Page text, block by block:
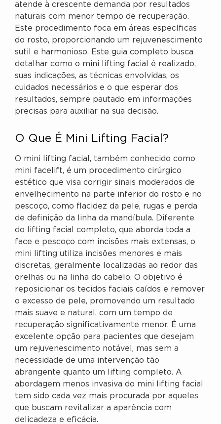
atende à crescente demanda por resultados
naturais com menor tempo de recuperação.
Este procedimento foca em áreas específicas
do rosto, proporcionando um rejuvenescimento
sutil e harmonioso. Este guia completo busca
detalhar como o mini lifting facial é realizado,
suas indicações, as técnicas envolvidas, os
cuidados necessários e o que esperar dos
resultados, sempre pautado em informações
precisas para auxiliar na sua decisão.
O Que É Mini Lifting Facial?
O mini lifting facial, também conhecido como
mini facelift, é um procedimento cirúrgico
estético que visa corrigir sinais moderados de
envelhecimento na parte inferior do rosto e no
pescoço, como flacidez da pele, rugas e perda
de definição da linha da mandíbula. Diferente
do lifting facial completo, que aborda toda a
face e pescoço com incisões mais extensas, o
mini lifting utiliza incisões menores e mais
discretas, geralmente localizadas ao redor das
orelhas ou na linha do cabelo. O objetivo é
reposicionar os tecidos faciais caídos e remover
o excesso de pele, promovendo um resultado
mais suave e natural, com um tempo de
recuperação significativamente menor. É uma
excelente opção para pacientes que desejam
um rejuvenescimento notável, mas sem a
necessidade de uma intervenção tão
abrangente quanto um lifting completo. A
abordagem menos invasiva do mini lifting facial
tem sido cada vez mais procurada por aqueles
que buscam revitalizar a aparência com
delicadeza e eficácia.